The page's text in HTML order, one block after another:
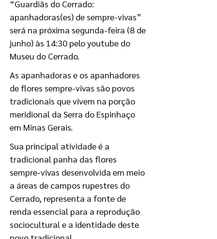
“Guardiãs do Cerrado:
apanhadoras(es) de sempre-vivas”
será na próxima segunda-feira (8 de
junho) às 14:30 pelo youtube do
Museu do Cerrado.
As apanhadoras e os apanhadores
de flores sempre-vivas são povos
tradicionais que vivem na porção
meridional da Serra do Espinhaço
em Minas Gerais.
Sua principal atividade é a
tradicional panha das flores
sempre-vivas desenvolvida em meio
a áreas de campos rupestres do
Cerrado, representa a fonte de
renda essencial para a reprodução
sociocultural e a identidade deste